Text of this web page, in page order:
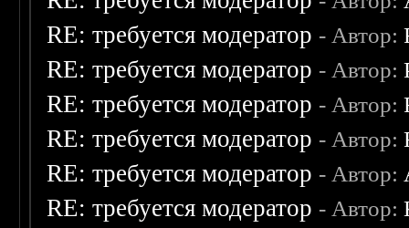
RE: требуется модератор - Автор:
RE: требуется модератор - Автор:
RE: требуется модератор - Автор:
RE: требуется модератор - Автор:
RE: требуется модератор - Автор:
RE: требуется модератор - Автор: